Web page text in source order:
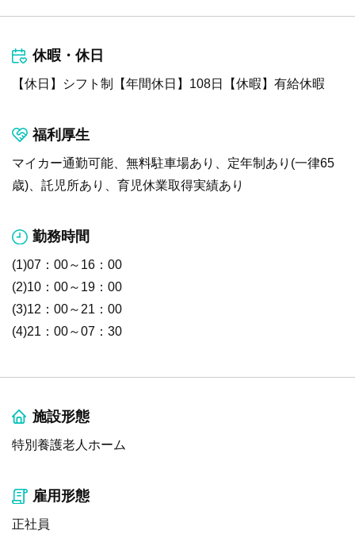
休暇・休日
【休日】シフト制【年間休日】108日【休暇】有給休暇
福利厚生
マイカー通勤可能、無料駐車場あり、定年制あり(一律65
歳)、託児所あり、育児休業取得実績あり
勤務時間
(1)07：00～16：00
(2)10：00～19：00
(3)12：00～21：00
(4)21：00～07：30
施設形態
特別養護老人ホーム
雇用形態
正社員